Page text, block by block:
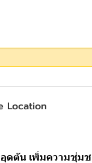
Location
อุดตัน เพิ่มความชุ่มช